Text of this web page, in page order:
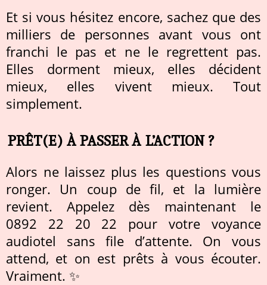
Et si vous hésitez encore, sachez que des
milliers de personnes avant vous ont
franchi le pas et ne le regrettent pas.
Elles dorment mieux, elles décident
mieux, elles vivent mieux. Tout
simplement.
PRÊT(E) À PASSER À L’ACTION ?
Alors ne laissez plus les questions vous
ronger. Un coup de fil, et la lumière
revient. Appelez dès maintenant le
0892 22 20 22 pour votre voyance
audiotel sans file d’attente. On vous
attend, et on est prêts à vous écouter.
Vraiment. ✨